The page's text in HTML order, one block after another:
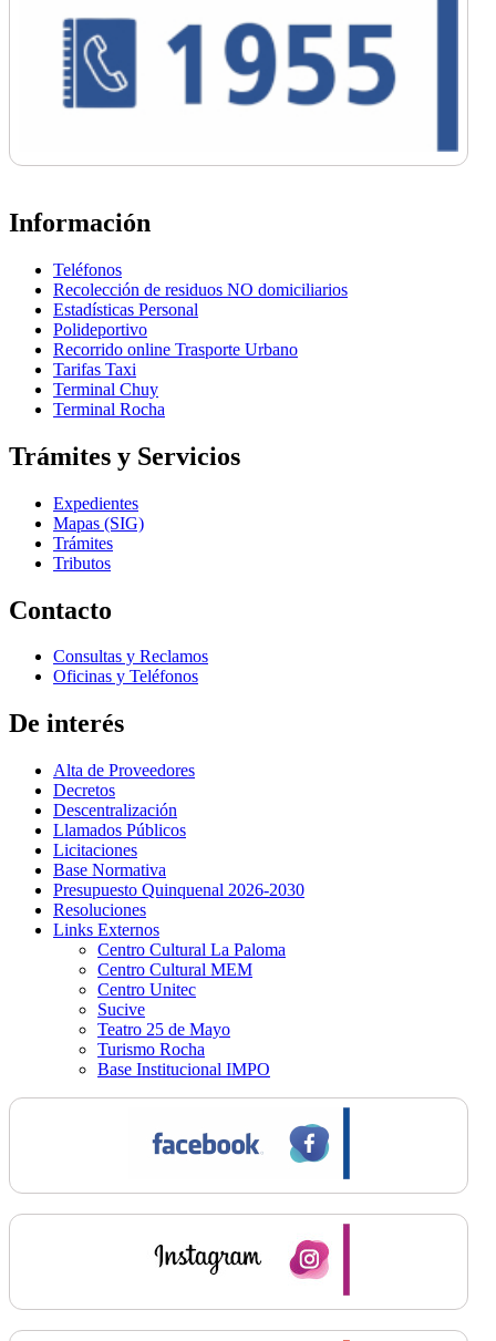
Información
Teléfonos
Recolección de residuos NO domiciliarios
Estadísticas Personal
Polideportivo
Recorrido online Trasporte Urbano
Tarifas Taxi
Terminal Chuy
Terminal Rocha
Trámites y Servicios
Expedientes
Mapas (SIG)
Trámites
Tributos
Contacto
Consultas y Reclamos
Oficinas y Teléfonos
De interés
Alta de Proveedores
Decretos
Descentralización
Llamados Públicos
Licitaciones
Base Normativa
Presupuesto Quinquenal 2026-2030
Resoluciones
Links Externos
Centro Cultural La Paloma
Centro Cultural MEM
Centro Unitec
Sucive
Teatro 25 de Mayo
Turismo Rocha
Base Institucional IMPO